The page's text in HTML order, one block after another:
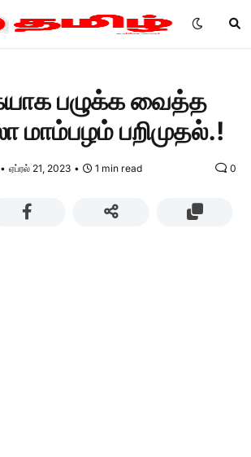
பழுக்க வைத்த
மாம்பழம் பறிமுதல்.!
• ஏப்ரல் 21, 2023 • 1 min read 0